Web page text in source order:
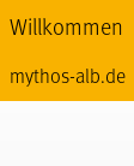
Willkommen
mythos-alb.de